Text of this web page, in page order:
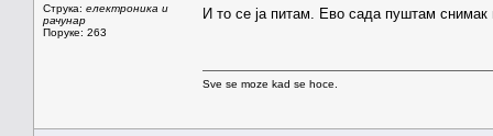
Струка: електроника и
рачунар
Поруке: 263
И то се ја питам. Ево сада пуштам
Sve se moze kad se hoce.